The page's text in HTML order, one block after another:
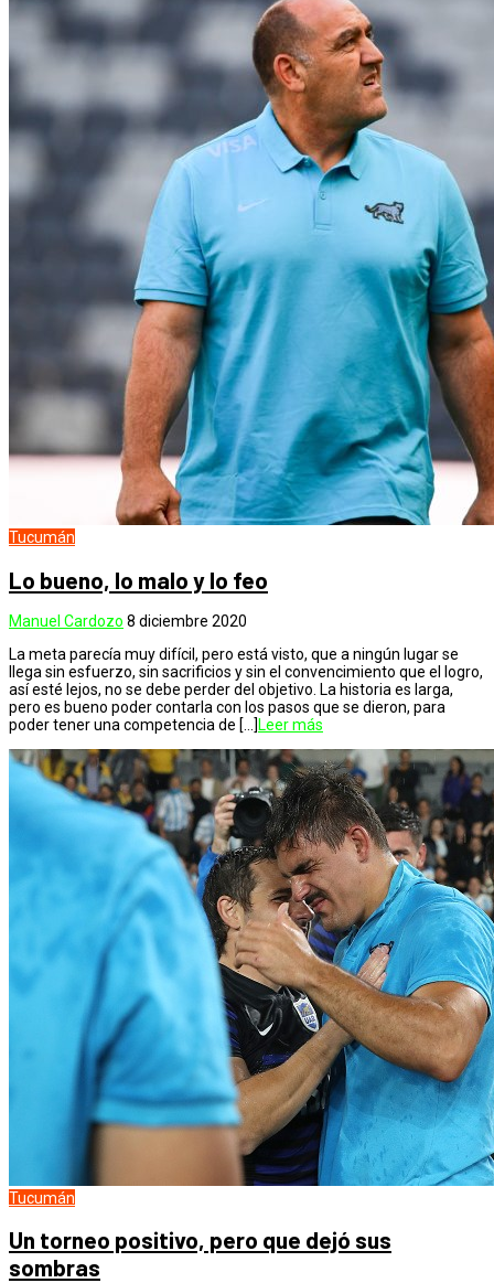
Tucumán
Lo bueno, lo malo y lo feo
Manuel Cardozo 8 diciembre 2020
La meta parecía muy difícil, pero está visto, que a ningún lugar se
llega sin esfuerzo, sin sacrificios y sin el convencimiento que el logro,
así esté lejos, no se debe perder del objetivo. La historia es larga,
pero es bueno poder contarla con los pasos que se dieron, para
poder tener una competencia de […] Leer más
Tucumán
Un torneo positivo, pero que dejó sus
sombras